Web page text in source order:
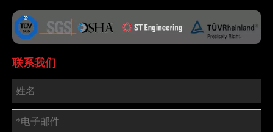
联系我们